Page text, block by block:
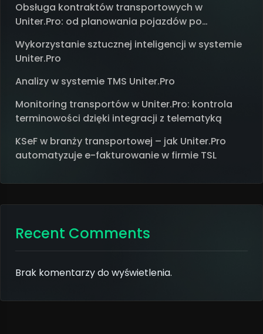
Obsługa kontraktów transportowych w
Uniter.Pro: od planowania pojazdów po
Wykorzystanie sztucznej inteligencji w systemie
Uniter.Pro
Analizy w systemie TMS Uniter.Pro
Monitoring transportów w Uniter.Pro: kontrola
terminowości dzięki integracji z telematyką
KSeF w branży transportowej – jak Uniter.Pro
automatyzuje e-fakturowanie w firmie TSL
Recent Comments
Brak komentarzy do wyświetlenia.